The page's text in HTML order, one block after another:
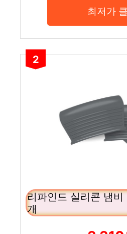
최저가
2
리파인드 실리콘 냄
개